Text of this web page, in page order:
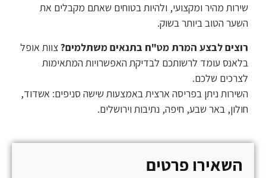
שירות מהיר ומקצועי, ולהיות בטוחים שאתם מקבלים את
השער הטוב ביותר בשוק.
רוצים לבצע המרת מט"ח בתנאים משתלמים?צוות אופל
בלאנס עומד לרשותכם לבדיקת האפשרויות המתאימות
לצרכים שלכם.
השירות ניתן בפריסה ארצית באמצעות שישה סניפים: אשדוד,
חולון, באר שבע, חיפה, נתיבות וירושלים.
השאירו פרטים